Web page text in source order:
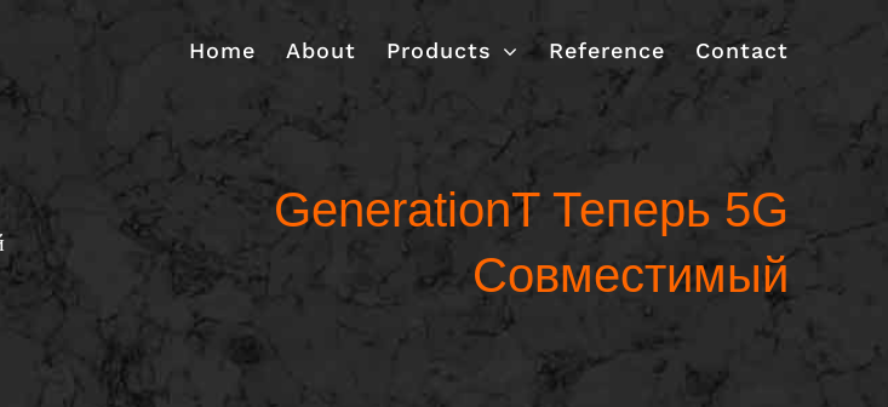
Home About Products Reference Contact
GenerationT Теперь 5G
Совместимый